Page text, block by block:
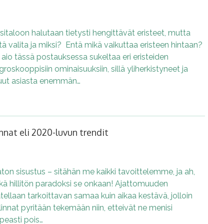
halutaan tietysti hengittävät eristeet, mutta
valita ja miksi? Entä mikä vaikuttaa eristeen hintaan?
aio tässä postauksessa sukeltaa eri eristeiden
ominaisuuksiin, sillä yliherkistyneet ja
asiasta enemmän…
eli 2020-luvun trendit
sisustus – sitähän me kaikki tavoittelemme, ja ah,
hillitön paradoksi se onkaan! Ajattomuuden
tarkoittavan samaa kuin aikaa kestävä, jolloin
pyritään tekemään niin, etteivät ne menisi
pois…